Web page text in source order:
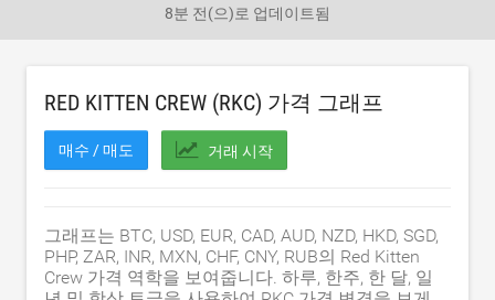
8분 전(으)로 업데이트됨
RED KITTEN CREW (RKC) 가격 그래프
매수 / 매도 거래 시작
그래프는 BTC, USD, EUR, CAD, AUD, NZD, HKD, SGD,
PHP, ZAR, INR, MXN, CHF, CNY, RUB의 Red Kitten
Crew 가격 역학을 보여줍니다. 하루, 한주, 한 달, 일